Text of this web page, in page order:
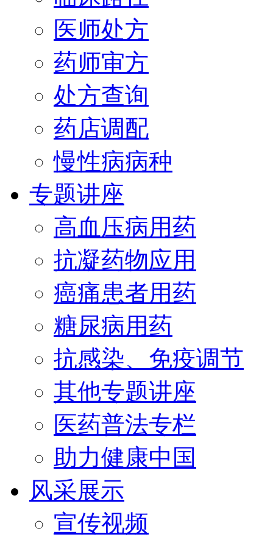
医师处方
药师审方
处方查询
药店调配
慢性病病种
专题讲座
高血压病用药
抗凝药物应用
癌痛患者用药
糖尿病用药
抗感染、免疫调节
其他专题讲座
医药普法专栏
助力健康中国
风采展示
宣传视频